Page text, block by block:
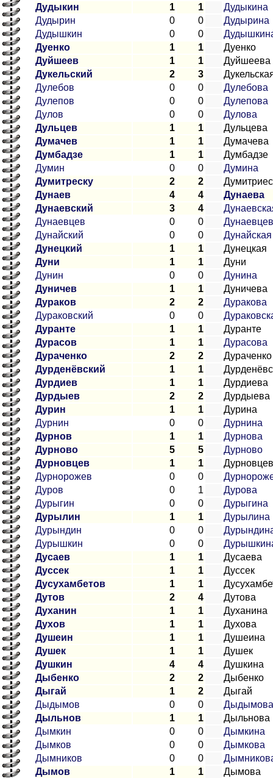
Дудыкин
1 1
Дудыкина
Дудырин
0 0
Дудырина
Дудышкин
0 0
Дуенко
1 1
Дуенко
Дуйшеев
1 1
Дуйшеева
Дукельский
2 3
Дулебов
0 0
Дулебова
Дулепов
0 0
Дулепова
Дулов
0 0
Дулова
Дульцев
1 1
Дульцева
Думачев
1 1
Думачева
Думбадзе
1 1
Думбадзе
Думин
0 0
Думина
Думитреску
2 2
Дунаев
4 4
Дунаева
Дунаевский
3 4
Дунаевцев
0 0
Дунайский
0 0
Дунайская
Дунецкий
1 1
Дунецкая
Дуни
1 1
Дуни
Дунин
0 0
Дунина
Дуничев
1 1
Дуничева
Дураков
2 2
Дуракова
Дураковский
0 0
Дуранте
1 1
Дуранте
Дурасов
1 1
Дурасова
Дураченко
2 2
Дураченко
Дурденёвский
1 1
Дурдиев
1 1
Дурдиева
Дурдыев
2 2
Дурдыева
Дурин
1 1
Дурина
Дурнин
0 0
Дурнина
Дурнов
1 1
Дурнова
Дурново
5 5
Дурново
Дурновцев
1 1
Дурнорожев
0 0
Дуров
0 1
Дурова
Дурыгин
0 0
Дурыгина
Дурылин
1 1
Дурылина
Дурындин
0 0
Дурышкин
0 0
Дусаев
1 1
Дусаева
Дуссек
1 1
Дуссек
Дусухамбетов
1 1
Дутов
2 4
Дутова
Духанин
1 1
Духанина
Духов
1 1
Духова
Душеин
1 1
Душеина
Душек
1 1
Душек
Душкин
4 4
Душкина
Дыбенко
2 2
Дыбенко
Дыгай
1 2
Дыгай
Дыдымов
0 0
Дыдымова
Дыльнов
1 1
Дыльнова
Дымкин
0 0
Дымкина
Дымков
0 0
Дымкова
Дымников
0 0
Дымов
1 1 Дымова